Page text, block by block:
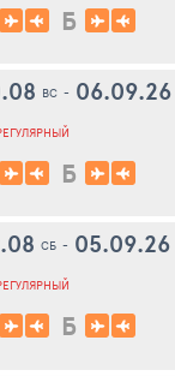
Б
ВС - 06.09.26
Б
СБ - 05.09.26
Б